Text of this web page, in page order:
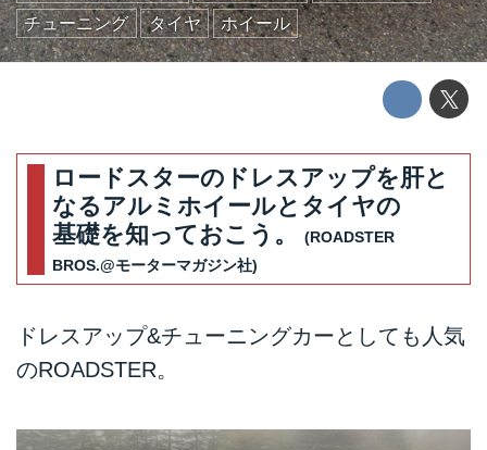
チューニング
タイヤ ホイール
ロードスターのドレスアップを肝と
なるアルミホイールとタイヤの
基礎を知っておこう。(ROADSTER
BROS.@モーターマガジン社)
ドレスアップ&チューニングカーとしても人気
のROADSTER。